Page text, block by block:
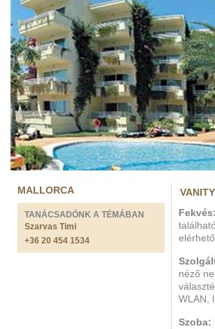
MALLORCA
TANÁCSADÓNK A TÉMÁBAN
Szarvas Timi
+36 20 454 1534
Fekvés:
néző
WLAN,
Szoba: